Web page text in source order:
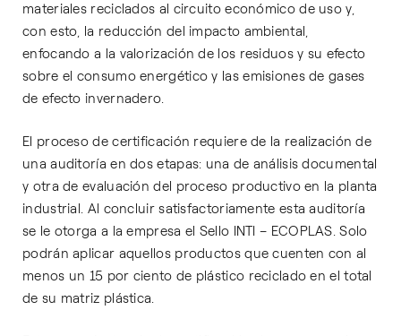
materiales reciclados al circuito económico de uso y,
con esto, la reducción del impacto ambiental,
enfocando a la valorización de los residuos y su efecto
sobre el consumo energético y las emisiones de gases
de efecto invernadero.
El proceso de certificación requiere de la realización de
una auditoría en dos etapas: una de análisis documental
y otra de evaluación del proceso productivo en la planta
industrial. Al concluir satisfactoriamente esta auditoría
se le otorga a la empresa el Sello INTI – ECOPLAS. Solo
podrán aplicar aquellos productos que cuenten con al
menos un 15 por ciento de plástico reciclado en el total
de su matriz plástica.